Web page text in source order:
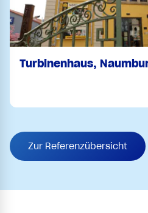
Turbinenhaus,
Zur Referenzübersicht